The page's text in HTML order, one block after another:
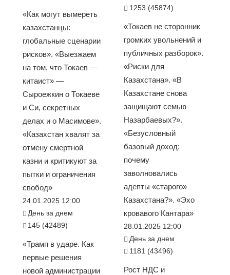
«Как могут вымереть
казахстанцы:
глобальные сценарии
рисков». «Выезжаем
на том, что Токаев —
китаист» —
Сыроежкин о Токаеве
и Си, секретных
делах и о Масимове».
«Казахстан хвалят за
отмену смертной
казни и критикуют за
пытки и ограничения
свобод»
24.01.2025 12:00
День за днем
145 (42489)
«Трамп в ударе. Как
первые решения
новой администрации
1253 (45874)
«Токаев не сторонник
громких увольнений и
публичных разборок».
«Риски для
Казахстана». «В
Казахстане снова
защищают семью
Назарбаевых?».
«Безусловный
базовый доход:
почему
заволновались
адепты «старого»
Казахстана?». «Эхо
кровавого Кантара»
28.01.2025 12:00
День за днем
1181 (43496)
Рост НДС и